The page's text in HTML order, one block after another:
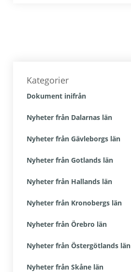
sidofält
Kategorier
Dokument inifrån
Nyheter från Dalarnas län
Nyheter från Gävleborgs län
Nyheter från Gotlands län
Nyheter från Hallands län
Nyheter från Kronobergs län
Nyheter från Örebro län
Nyheter från Östergötlands län
Nyheter från Skåne län